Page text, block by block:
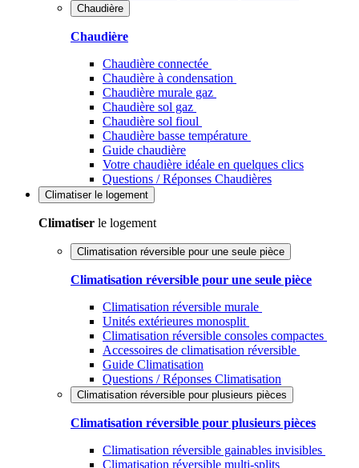
Chaudière
Chaudière
Chaudière connectée
Chaudière à condensation
Chaudière murale gaz
Chaudière sol gaz
Chaudière sol fioul
Chaudière basse température
Guide chaudière
Votre chaudière idéale en quelques clics
Questions / Réponses Chaudières
Climatiser le logement
Climatiser le logement
Climatisation réversible pour une seule pièce
Climatisation réversible pour une seule pièce
Climatisation réversible murale
Unités extérieures monosplit
Climatisation réversible consoles compactes
Accessoires de climatisation réversible
Guide Climatisation
Questions / Réponses Climatisation
Climatisation réversible pour plusieurs pièces
Climatisation réversible pour plusieurs pièces
Climatisation réversible gainables invisibles
Climatisation réversible multi-splits